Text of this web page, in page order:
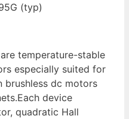
(typ)
temperature-stable
especially suited for
brushless dc motors
device
quadratic Hall